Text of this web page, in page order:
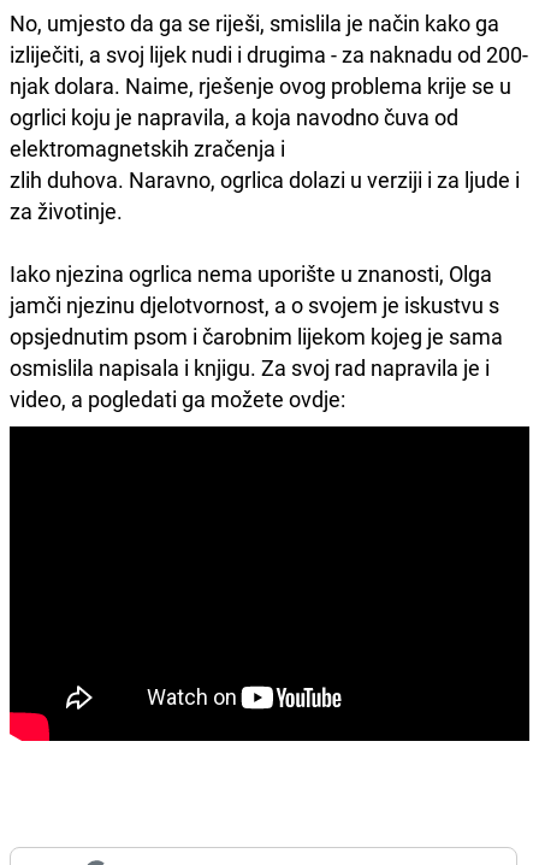
No, umjesto da ga se riješi, smislila je način kako ga
izliječiti, a svoj lijek nudi i drugima - za naknadu od 200-
njak dolara. Naime, rješenje ovog problema krije se u
ogrlici koju je napravila, a koja navodno čuva od
elektromagnetskih zračenja i
zlih duhova. Naravno, ogrlica dolazi u verziji i za ljude i
za životinje.
Iako njezina ogrlica nema uporište u znanosti, Olga
jamči njezinu djelotvornost, a o svojem je iskustvu s
opsjednutim psom i čarobnim lijekom kojeg je sama
osmislila napisala i knjigu. Za svoj rad napravila je i
video, a pogledati ga možete ovdje: